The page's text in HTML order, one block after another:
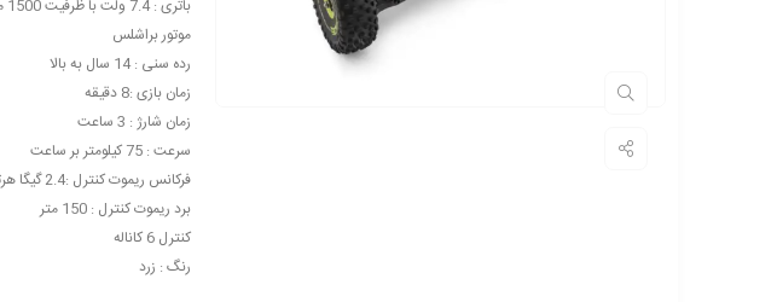
باتری : 7.4 ولت با ظرفیت 1500 میلی آمپر
موتور براشلس
رده سنی : 14 سال به بالا
زمان بازی :8 دقیقه
زمان شارژ : 3 ساعت
سرعت : 75 کیلومتر بر ساعت
فرکانس ریموت کنترل :2.4 گیگا هرتز
برد ریموت کنترل : 150 متر
کنترل 6 کاناله
رنگ : زرد